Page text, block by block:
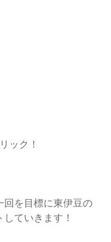
ック！
回を目標に東伊豆の
ていきます！